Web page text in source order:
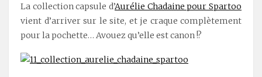
La collection capsule d’Aurélie Chadaine pour Spartoo
vient d’arriver sur le site, et je craque complètement
pour la pochette… Avouez qu’elle est canon !?